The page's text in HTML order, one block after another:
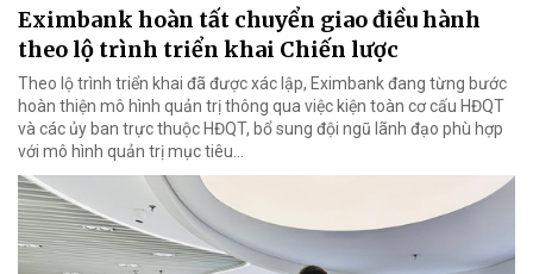
Eximbank hoàn tất chuyển giao điều hành
theo lộ trình triển khai Chiến lược
Theo lộ trình triển khai đã được xác lập, Eximbank đang từng bước
hoàn thiện mô hình quản trị thông qua việc kiện toàn cơ cấu HĐQT
và các ủy ban trực thuộc HĐQT, bổ sung đội ngũ lãnh đạo phù hợp
với mô hình quản trị mục tiêu...